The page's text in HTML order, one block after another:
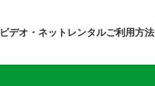
ビデオ・ネットレンタルご利用方法